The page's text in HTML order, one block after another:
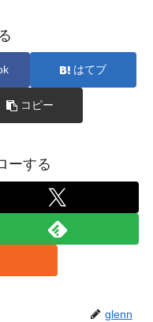
はてブ
コピー
ーする
glenn